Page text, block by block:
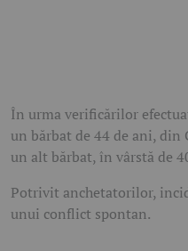
În urma verificărilor
un bărbat de 44 de ani, din
un alt bărbat, în vârstă de
Potrivit anchetatorilor,
unui conflict spontan.